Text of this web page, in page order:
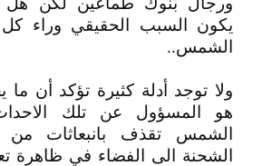
يكون السبب الحقيقي وراء
الشمس..
ولا توجد أدلة كثيرة تؤكد أن
هو المسؤول عن تلك
الشمس تقذف بانبعاثات من
الشحنة الى الفضاء في ظاهرة